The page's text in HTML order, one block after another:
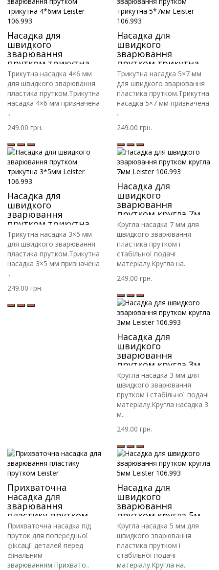
Насадка для
швидкого
зварювання
прутком трикутна
4*6мм Leister 106.993
Трикутна насадка 4×6 мм
для швидкого зварювання
пластика прутком.Трикутна
насадка 4×6 мм призначена
..
249.00 грн.
Насадка для
швидкого
зварювання
прутком трикутна
5*7мм Leister 106.993
Трикутна насадка 5×7 мм
для швидкого зварювання
пластика прутком.Трикутна
насадка 5×7 мм призначена
..
249.00 грн.
Насадка для
швидкого
зварювання
прутком трикутна
3*5мм Leister 106.993
Трикутна насадка 3×5 мм
для швидкого зварювання
пластика прутком.Трикутна
насадка 3×5 мм призначена
..
249.00 грн.
Насадка для
швидкого
зварювання
прутком кругла 7мм
Leister 106.993
Кругла насадка 7 мм для
швидкого зварювання
пластика прутком і
стабільної подачі
матеріалу.Кругла на..
249.00 грн.
Насадка для
швидкого
зварювання
прутком кругла 3мм
Leister 106.993
Кругла насадка 3 мм для
швидкого зварювання
прутком і стабільної подачі
матеріалу.Кругла насадка 3
м..
249.00 грн.
Прихваточна
насадка для
зварювання
пластику прутком
Leister
Прихваточна насадка під
пруток для попередньої
фіксації деталей перед
фінальним
зварюванням.Прихвато..
Насадка для
швидкого
зварювання
прутком кругла 5мм
Leister 106.993
Кругла насадка 5 мм для
швидкого зварювання
пластика прутком і
стабільної подачі
матеріалу.Кругла на..